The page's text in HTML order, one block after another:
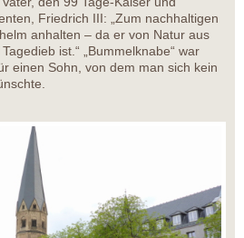
Friedrich III: „Zum nachhaltigen
anhalten – da er von Natur aus
ist.“ „Bummelknabe“ war
einen Sohn, von dem man sich kein